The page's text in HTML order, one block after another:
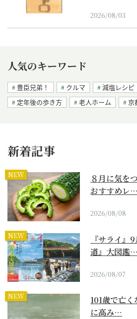
2026/08/03
人気のキーワード
豊臣兄弟！ クルマ 減塩レシピ
定年後の歩き方
老人ホーム 京
新着記事
NEW
８月に気を
おすすめレ…
2026/08/08
NEW
『サライ』
道』大図鑑…
2026/08/07
NEW
101歳で亡
に高み…